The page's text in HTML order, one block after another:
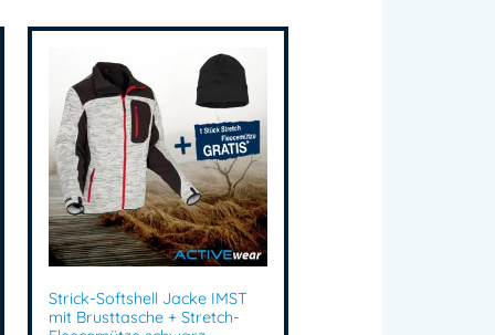
Strick-Softshell Jacke IMST
mit Brusttasche + Stretch-